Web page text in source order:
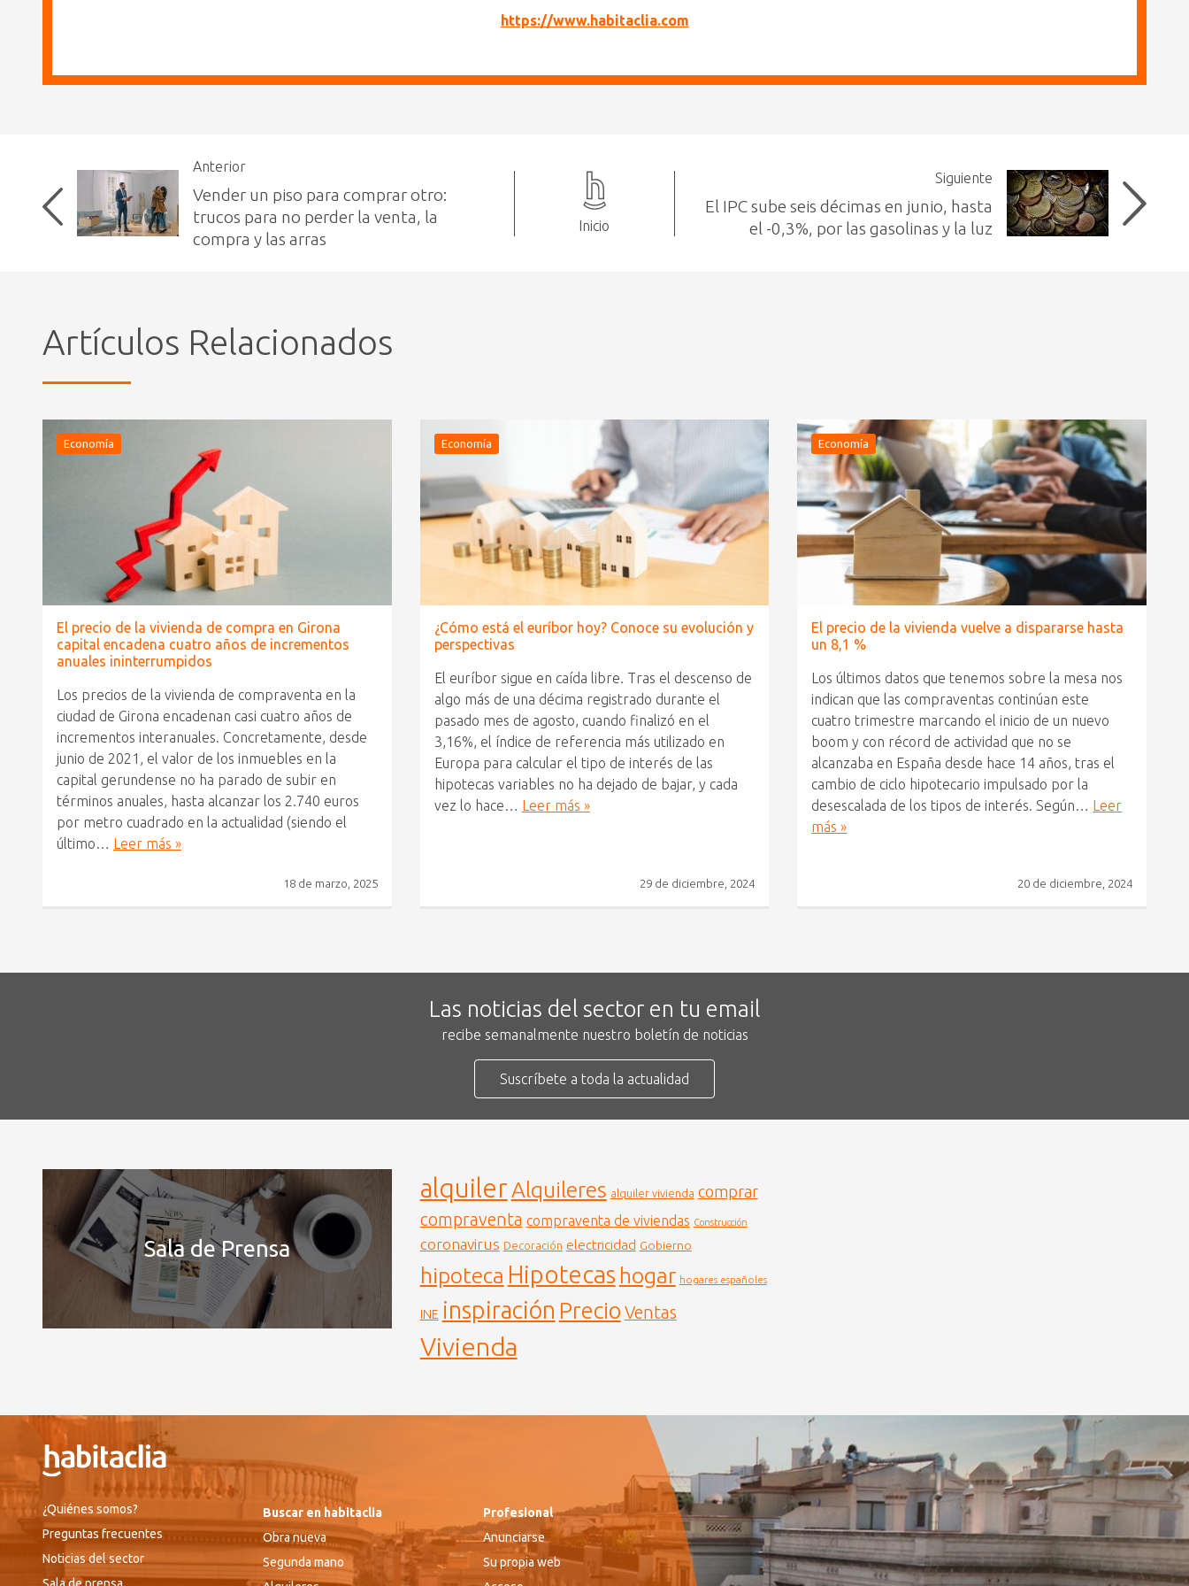
https://www.habitaclia.com
Anterior
Vender un piso para comprar otro:
trucos para no perder la venta, la
compra y las arras
Inicio
Siguiente
El IPC sube seis décimas en junio, hasta
el -0,3%, por las gasolinas y la luz
Artículos Relacionados
Economía
El precio de la vivienda de compra en Girona
capital encadena cuatro años de incrementos
anuales ininterrumpidos
Los precios de la vivienda de compraventa en la
ciudad de Girona encadenan casi cuatro años de
incrementos interanuales. Concretamente, desde
junio de 2021, el valor de los inmuebles en la
capital gerundense no ha parado de subir en
términos anuales, hasta alcanzar los 2.740 euros
por metro cuadrado en la actualidad (siendo el
último…
Leer más »
18 de marzo, 2025
Economía
¿Cómo está el euríbor hoy? Conoce su evolución y
perspectivas
El euríbor sigue en caída libre. Tras el descenso de
algo más de una décima registrado durante el
pasado mes de agosto, cuando finalizó en el
3,16%, el índice de referencia más utilizado en
Europa para calcular el tipo de interés de las
hipotecas variables no ha dejado de bajar, y cada
vez lo hace…
Leer más »
29 de diciembre, 2024
Economía
El precio de la vivienda vuelve a dispararse hasta
un 8,1 %
Los últimos datos que tenemos sobre la mesa nos
indican que las compraventas continúan este
cuatro trimestre marcando el inicio de un nuevo
boom y con récord de actividad que no se
alcanzaba en España desde hace 14 años, tras el
cambio de ciclo hipotecario impulsado por la
desescalada de los tipos de interés. Según…
Leer
más »
20 de diciembre, 2024
Las noticias del sector en tu email
recibe semanalmente nuestro boletín de noticias
Suscríbete a toda la actualidad
Sala de Prensa
alquilerAlquileres alquiler vivienda comprar
compraventa compraventa de viviendas Construcción
coronavirus Decoración electricidad Gobierno
hipoteca Hipotecas hogar hogares españoles
INE inspiración Precio Ventas
Vivienda
¿Quiénes somos?
Preguntas frecuentes
Noticias del sector
Buscar en habitaclia
Obra nueva
Segunda mano
Profesional
Anunciarse
Su propia web